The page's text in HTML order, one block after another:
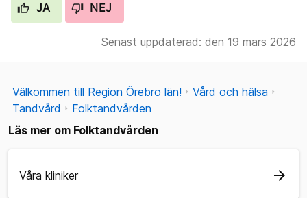
JA NEJ
Senast uppdaterad: den 19 mars 2026
Välkommen till Region Örebro län!
Vård och hälsa
Tandvård
Folktandvården
Läs mer om Folktandvården
Våra kliniker arrow_forward